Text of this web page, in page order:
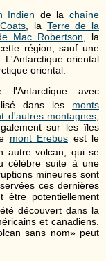
Indien de lachaîne
, la Terre de la
Mac Robertson , la
région, sauf une
. L'Antarctique oriental
oriental.
avec
dans les monts
d'autres montagnes,
sur les îles
mont Erebus est le
autre volcan, qui se
célèbre suite à une
mineures sont
ces dernières
être potentiellement
découvert dans la
et canadiens.
sans nom» peut